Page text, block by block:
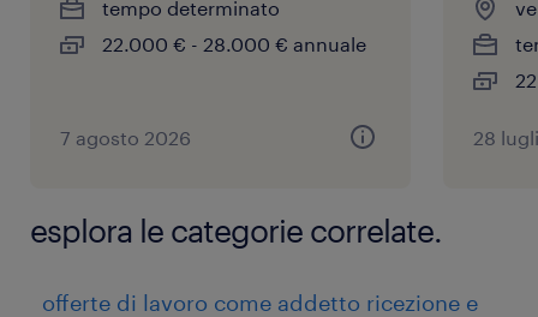
tempo determinato
22.000 € - 28.000 € annuale
7 agosto 2026 28
esplora le categorie correlate.
offerte di lavoro come addetto ricezione e